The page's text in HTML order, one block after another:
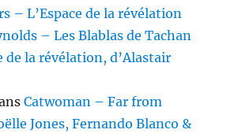
– L’Espace de la révélation
– Les Blablas de Tachan
de la révélation, d’Alastair
Catwoman – Far from
Jones, Fernando Blanco &